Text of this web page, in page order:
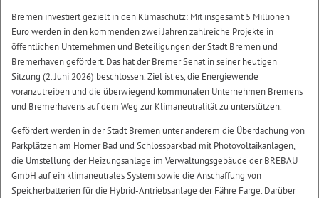
Bremen investiert gezielt in den Klimaschutz: Mit insgesamt 5 Millionen
Euro werden in den kommenden zwei Jahren zahlreiche Projekte in
öffentlichen Unternehmen und Beteiligungen der Stadt Bremen und
Bremerhaven gefördert. Das hat der Bremer Senat in seiner heutigen
Sitzung (2. Juni 2026) beschlossen. Ziel ist es, die Energiewende
voranzutreiben und die überwiegend kommunalen Unternehmen Bremens
und Bremerhavens auf dem Weg zur Klimaneutralität zu unterstützen.
Gefördert werden in der Stadt Bremen unter anderem die Überdachung von
Parkplätzen am Horner Bad und Schlossparkbad mit Photovoltaikanlagen,
die Umstellung der Heizungsanlage im Verwaltungsgebäude der BREBAU
GmbH auf ein klimaneutrales System sowie die Anschaffung von
Speicherbatterien für die Hybrid-Antriebsanlage der Fähre Farge. Darüber